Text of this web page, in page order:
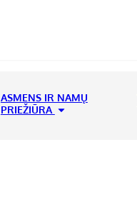
ASMENS IR NAMŲ
PRIEŽIŪRA